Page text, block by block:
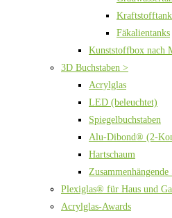
Kraftstofftank
Fäkalientanks
Kunststoffbox nach
3D Buchstaben >
Acrylglas
LED (beleuchtet)
Spiegelbuchstaben
Alu-Dibond® (2-
Hartschaum
Plexiglas® für Haus und
Acrylglas-Awards